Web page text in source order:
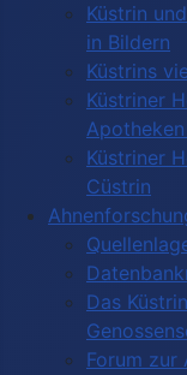
Küstrin
in Bildern
Küstrins
Küstriner
Küstriner
Cüstrin
Das
Forum zur